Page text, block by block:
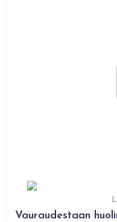
Vauraudestaan